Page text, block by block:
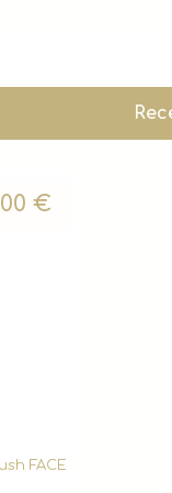
FACE
€